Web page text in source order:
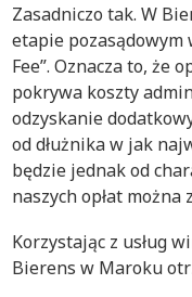
Zasadniczo tak. W
etapie pozasądowym
Fee”. Oznacza to, że
pokrywa koszty
odzyskanie
od dłużnika w jak
będzie jednak od
naszych opłat można
Korzystając z usług
Bierens w Maroku